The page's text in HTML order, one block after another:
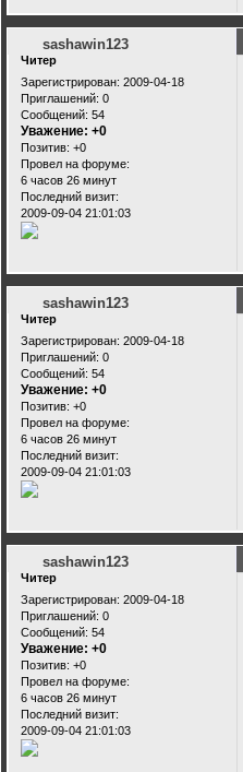
sashawin123
Читер
Зарегистрирован: 2009-04-18
Приглашений: 0
Сообщений: 54
Уважение: +0
Позитив: +0
Провел на форуме:
6 часов 26 минут
Последний визит:
2009-09-04 21:01:03
sashawin123
Читер
Зарегистрирован: 2009-04-18
Приглашений: 0
Сообщений: 54
Уважение: +0
Позитив: +0
Провел на форуме:
6 часов 26 минут
Последний визит:
2009-09-04 21:01:03
sashawin123
Читер
Зарегистрирован: 2009-04-18
Приглашений: 0
Сообщений: 54
Уважение: +0
Позитив: +0
Провел на форуме:
6 часов 26 минут
Последний визит:
2009-09-04 21:01:03